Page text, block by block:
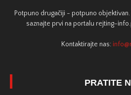
Potpuno drugačiji - potpuno
saznajte prvi na portalu rejting-
Kontaktirajte nas:
PRATITE